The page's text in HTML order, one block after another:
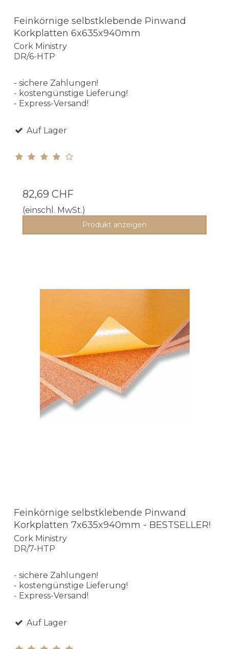
Feinkörnige selbstklebende Pinwand
Korkplatten 6x635x940mm
Cork Ministry
DR/6-HTP
- sichere Zahlungen!
- kostengünstige Lieferung!
- Express-Versand!
Auf Lager
82,69 CHF
(einschl. MwSt.)
Produkt anzeigen
Feinkörnige selbstklebende Pinwand
Korkplatten 7x635x940mm - BESTSELLER!
Cork Ministry
DR/7-HTP
- sichere Zahlungen!
- kostengünstige Lieferung!
- Express-Versand!
Auf Lager